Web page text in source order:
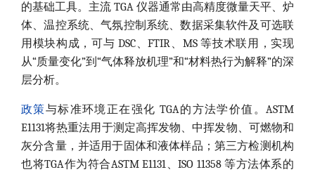
的基础工具。主流 TGA 仪器通常由高精度微量天平、炉
体、温控系统、气氛控制系统、数据采集软件及可选联
用模块构成，可与 DSC、FTIR、MS 等技术联用，实现
从“质量变化”到“气体释放机理”和“材料热行为解释”的深
层分析。
政策与标准环境正在强化 TGA的方法学价值。ASTM
E1131将热重法用于测定高挥发物、中挥发物、可燃物和
灰分含量，并适用于固体和液体样品；第三方检测机构
也将TGA作为符合ASTM E1131、ISO 11358 等方法体系的